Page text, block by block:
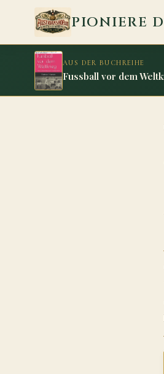
Zum Inhalt springen
PIONIERE
AUS DER BUCHREIHE
Fussball vor dem